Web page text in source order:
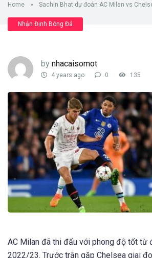
Home » Sachin Bhat dự đoán AC Milan vs
Nhận Định Bóng Đá
by nhacaisomot
4 years ago 0 135
AC Milan đã thi đấu với phong độ tốt từ
2022/23. Trước trận gặp Chelsea giai